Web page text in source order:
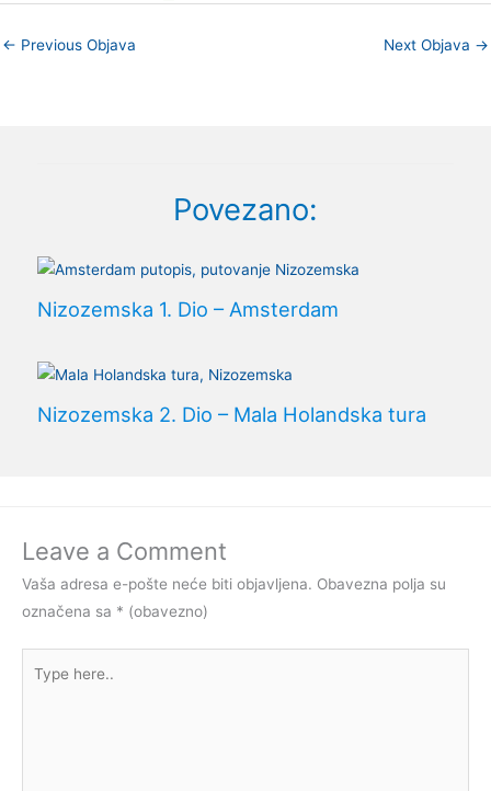
← Previous Objava Next Objava →
Povezano:
Nizozemska 1. Dio – Amsterdam
Nizozemska 2. Dio – Mala Holandska tura
Leave a Comment
Vaša adresa e-pošte neće biti objavljena. Obavezna polja su
označena sa * (obavezno)
here..